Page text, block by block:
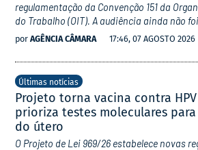
regulamentação da Convenção 151 da
do Trabalho (OIT). A audiência ainda não
por AGÊNCIA CÂMARA 17:46, 07 AGOSTO 2026
Últimas notícias
Projeto torna vacina contra
prioriza testes moleculares
do útero
O Projeto de Lei 969/26 estabelece novas